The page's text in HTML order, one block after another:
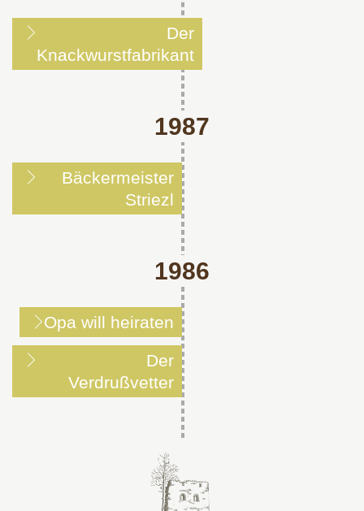
Der
Knackwurstfabrikant
1987
Bäckermeister
Striezl
1986
Opa will heiraten
Der
Verdrußvetter